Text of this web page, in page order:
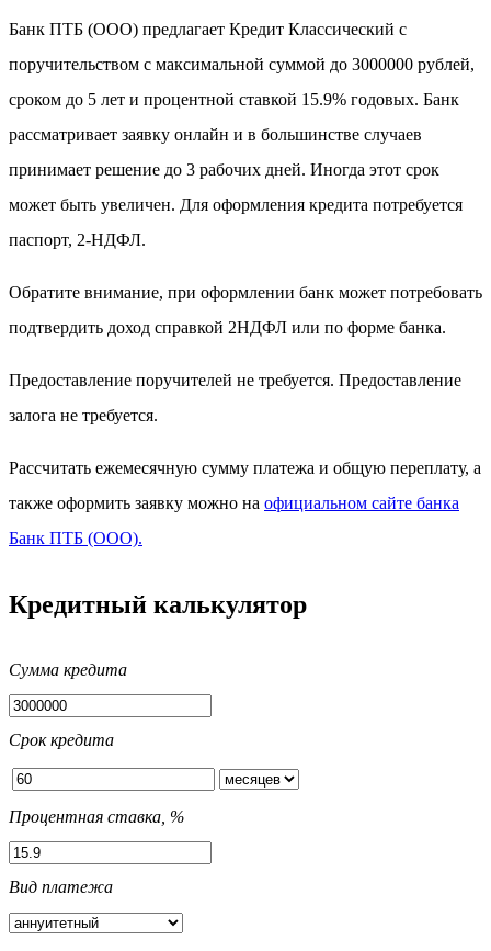
Банк ПТБ (ООО) предлагает Кредит Классический с
поручительством с максимальной суммой до 3000000 рублей,
сроком до 5 лет и процентной ставкой 15.9% годовых. Банк
рассматривает заявку онлайн и в большинстве случаев
принимает решение до 3 рабочих дней. Иногда этот срок
может быть увеличен. Для оформления кредита потребуется
паспорт, 2-НДФЛ.
Обратите внимание, при оформлении банк может потребовать
подтвердить доход справкой 2НДФЛ или по форме банка.
Предоставление поручителей не требуется. Предоставление
залога не требуется.
Рассчитать ежемесячную сумму платежа и общую переплату, а
также оформить заявку можно на официальном сайте банка
Банк ПТБ (ООО).
Кредитный калькулятор
Сумма кредита
Срок кредита
Процентная ставка, %
Вид платежа